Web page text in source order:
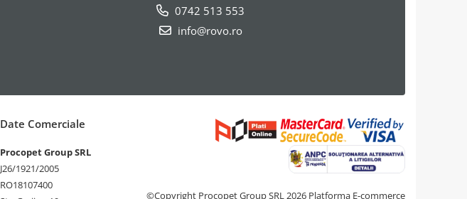
0742 513 553
info@rovo.ro
Date Comerciale
Procopet Group SRL
J26/1921/2005
RO18107400
©Copyright Procopet Group SRL 2026 Platforma E-commerce